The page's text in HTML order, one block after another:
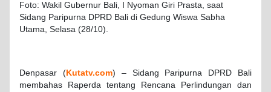
Foto: Wakil Gubernur Bali, I Nyoman Giri Prasta, saat
Sidang Paripurna DPRD Bali di Gedung Wiswa Sabha
Utama, Selasa (28/10).
Denpasar (Kutatv.com) – Sidang Paripurna DPRD Bali
membahas Raperda tentang Rencana Perlindungan dan